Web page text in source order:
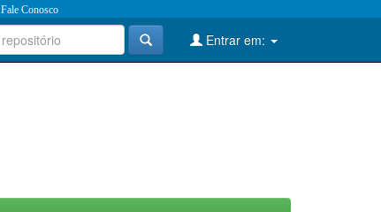
Fale Conosco
Entrar em: